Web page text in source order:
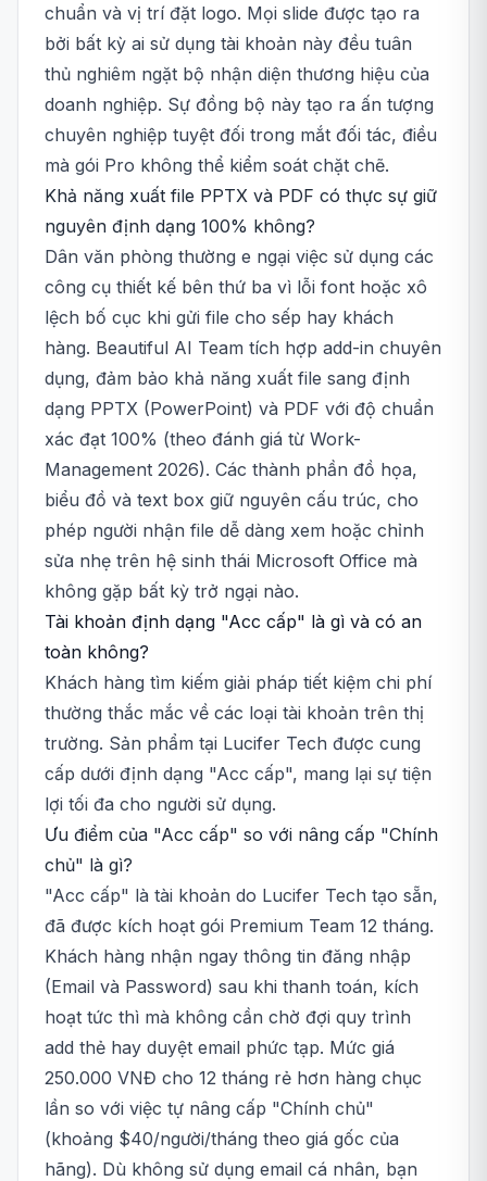
chuẩn và vị trí đặt logo. Mọi slide được tạo ra
bởi bất kỳ ai sử dụng tài khoản này đều tuân
thủ nghiêm ngặt bộ nhận diện thương hiệu của
doanh nghiệp. Sự đồng bộ này tạo ra ấn tượng
chuyên nghiệp tuyệt đối trong mắt đối tác, điều
mà gói Pro không thể kiểm soát chặt chẽ.
Khả năng xuất file PPTX và PDF có thực sự giữ
nguyên định dạng 100% không?
Dân văn phòng thường e ngại việc sử dụng các
công cụ thiết kế bên thứ ba vì lỗi font hoặc xô
lệch bố cục khi gửi file cho sếp hay khách
hàng. Beautiful AI Team tích hợp add-in chuyên
dụng, đảm bảo khả năng xuất file sang định
dạng PPTX (PowerPoint) và PDF với độ chuẩn
xác đạt 100% (theo đánh giá từ Work-
Management 2026). Các thành phần đồ họa,
biểu đồ và text box giữ nguyên cấu trúc, cho
phép người nhận file dễ dàng xem hoặc chỉnh
sửa nhẹ trên hệ sinh thái Microsoft Office mà
không gặp bất kỳ trở ngại nào.
Tài khoản định dạng "Acc cấp" là gì và có an
toàn không?
Khách hàng tìm kiếm giải pháp tiết kiệm chi phí
thường thắc mắc về các loại tài khoản trên thị
trường. Sản phẩm tại Lucifer Tech được cung
cấp dưới định dạng "Acc cấp", mang lại sự tiện
lợi tối đa cho người sử dụng.
Ưu điểm của "Acc cấp" so với nâng cấp "Chính
chủ" là gì?
"Acc cấp" là tài khoản do Lucifer Tech tạo sẵn,
đã được kích hoạt gói Premium Team 12 tháng.
Khách hàng nhận ngay thông tin đăng nhập
(Email và Password) sau khi thanh toán, kích
hoạt tức thì mà không cần chờ đợi quy trình
add thẻ hay duyệt email phức tạp. Mức giá
250.000 VNĐ cho 12 tháng rẻ hơn hàng chục
lần so với việc tự nâng cấp "Chính chủ"
(khoảng $40/người/tháng theo giá gốc của
hãng). Dù không sử dụng email cá nhân, bạn